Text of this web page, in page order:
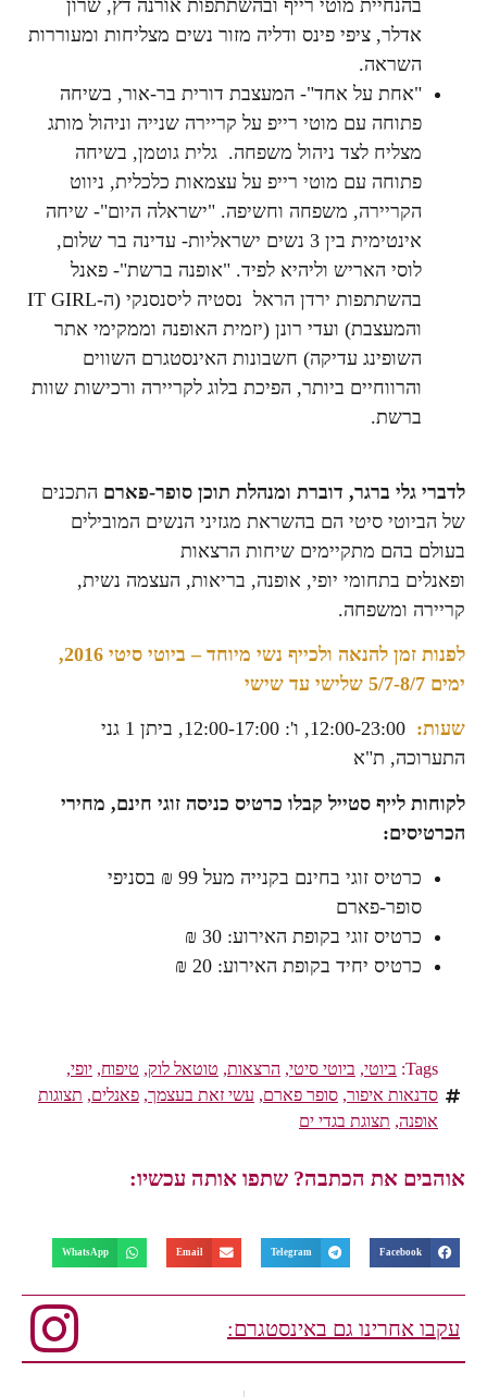
בהנחיית מוטי רייף ובהשתתפות אורנה דץ, שרון
אדלר, ציפי פינס ודליה מזור נשים מצליחות ומעוררות
השראה.
"אחת על אחד"- המעצבת דורית בר-אור, בשיחה
פתוחה עם מוטי רייפ על קריירה שנייה וניהול מותג
מצליח לצד ניהול משפחה. גלית גוטמן, בשיחה
פתוחה עם מוטי רייפ על עצמאות כלכלית, ניווט
הקריירה, משפחה וחשיפה. "ישראלה היום"- שיחה
אינטימית בין 3 נשים ישראליות- עדינה בר שלום,
לוסי האריש וליהיא לפיד. "אופנה ברשת"- פאנל
בהשתתפות ירדן הראל נסטיה ליסנסנקי (ה-IT GIRL
והמעצבת) ועדי רונן (יזמית האופנה וממקימי אתר
השופינג עדיקה) חשבונות האינסטגרם השווים
והרווחיים ביותר, הפיכת בלוג לקריירה ורכישות שוות
ברשת.
לדברי גלי ברגר, דוברת ומנהלת תוכן סופר-פארםהתכנים
של הביוטי סיטי הם בהשראת מגזיני הנשים המובילים
בעולם בהם מתקיימים שיחות הרצאות
ופאנלים בתחומי יופי, אופנה, בריאות, העצמה נשית,
קריירה ומשפחה.
לפנות זמן להנאה ולכייף נשי מיוחד – ביוטי סיטי 2016,
ימים 5/7-8/7 שלישי עד שישי
שעות:
12:00-23:00, ו': 12:00-17:00, ביתן 1 גני
התערוכה, ת"א
לקוחות לייף סטייל קבלו כרטיס כניסה זוגי חינם, מחירי
הכרטיסים:
כרטיס זוגי בחינם בקנייה מעל 99 ₪ בסניפי
סופר-פארם
כרטיס זוגי בקופת האירוע: 30 ₪
כרטיס יחיד בקופת האירוע: 20 ₪
Tags: ביוטי,ביוטי סיטי,הרצאות,טוטאל לוק ,טיפוח,יופי ,
סדנאות איפור,סופר פארם,עשי זאת בעצמך,פאנלים,תצוגות
אופנה,תצוגת בגדי ים
אוהבים את הכתבה? שתפו אותה עכשיו:
Facebook
Telegram
Email
WhatsApp
עקבו אחרינו גם באינסטגרם: